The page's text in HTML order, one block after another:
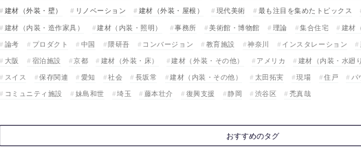
建材（外装・壁）
リノベーション 建材（外装・屋根） 現代美術 最も注目を集めたトピックス
建材（内装・造作家具）
建材（内装・照明） 事務所 美術館・博物館 理論 集合住宅 建材
論考
プロダクト 中国 隈研吾 コンバージョン 教育施設 神奈川 インスタレーション
大阪
宿泊施設 京都 建材（外装・床） 建材（外装・その他） アメリカ 建材（内装・水廻り
スイス
保存関連 愛知 社会 長坂常 建材（内装・その他） 太田拓実 現場 住戸 パ
コミュニティ施設
妹島和世 埼玉 藤本壮介 復興支援 静岡 渋谷区 禿真哉
おすすめのタグ